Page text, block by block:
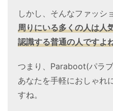
しかし、そんなファッシ
周りにいる多くの人は人
認識する普通の人ですよ
つまり、Paraboot(パラ
あなたを手軽におしゃれ
すね。